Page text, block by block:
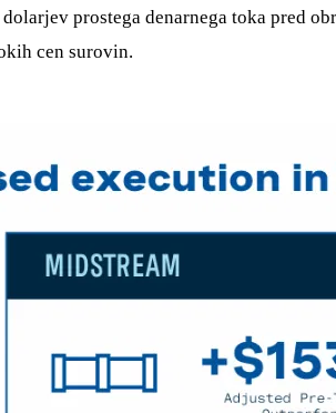
prostega denarnega toka pred
cen surovin.